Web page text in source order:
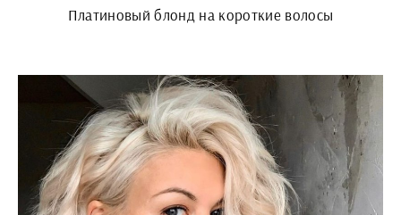
Платиновый блонд на короткие волосы